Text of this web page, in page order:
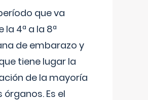
que va
la 4ª a la 8ª
de embarazo y
tiene lugar la
de la mayoría
órganos. Es el